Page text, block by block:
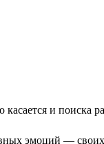
и поиска
эмоций —